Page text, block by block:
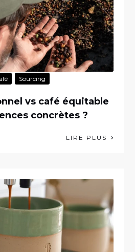
Sourcing
vs café équitable
concrètes ?
LIRE PLUS